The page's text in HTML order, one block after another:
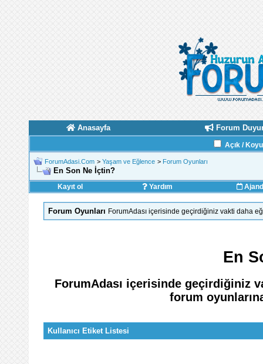
Anasayfa Forum
Açık /
ForumAdasi.Com > Yaşam ve Eğlence > Forum Oyunları
En Son Ne İçtin?
Kayıt ol Yardım
Forum Oyunları ForumAdası içerisinde geçirdiğiniz vakti daha
En
ForumAdası içerisinde geçirdiğiniz
forum
Kullanıcı Etiket Listesi